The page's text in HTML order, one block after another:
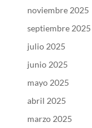
noviembre 2025
septiembre 2025
julio 2025
junio 2025
mayo 2025
abril 2025
marzo 2025